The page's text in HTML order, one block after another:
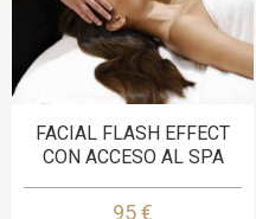
FACIAL FLASH EFFECT
CON ACCESO AL SPA
95 €